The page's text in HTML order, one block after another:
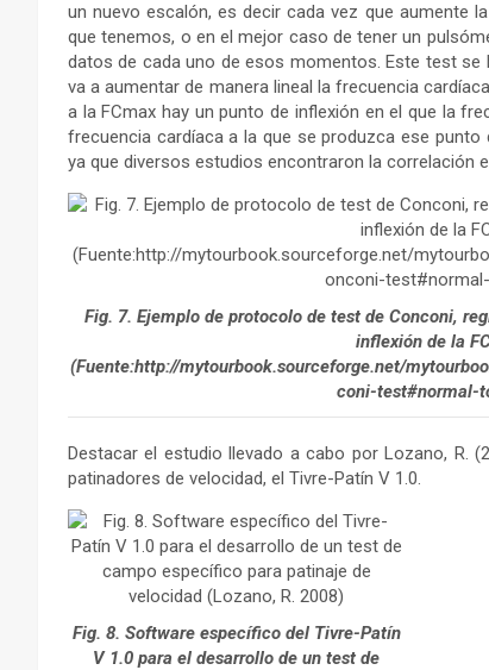
un nuevo escalón, es decir cada vez que aumente
que tenemos, o en el mejor caso de tener un
datos de cada uno de esos momentos. Este test se
va a aumentar de manera lineal la frecuencia
a la FCmax hay un punto de inflexión en el que la
frecuencia cardíaca a la que se produzca ese
ya que diversos estudios encontraron la correlación
Fig. 7. Ejemplo de protocolo de test de Conconi,
inflexión de la
(Fuente:http://mytourbook.sourceforge.net/
coni-test#normal-
Destacar el estudio llevado a cabo por Lozano, R.
patinadores de velocidad, el Tivre-Patín V 1.0.
Fig. 8. Software específico del Tivre-Patín
V 1.0 para el desarrollo de un test de